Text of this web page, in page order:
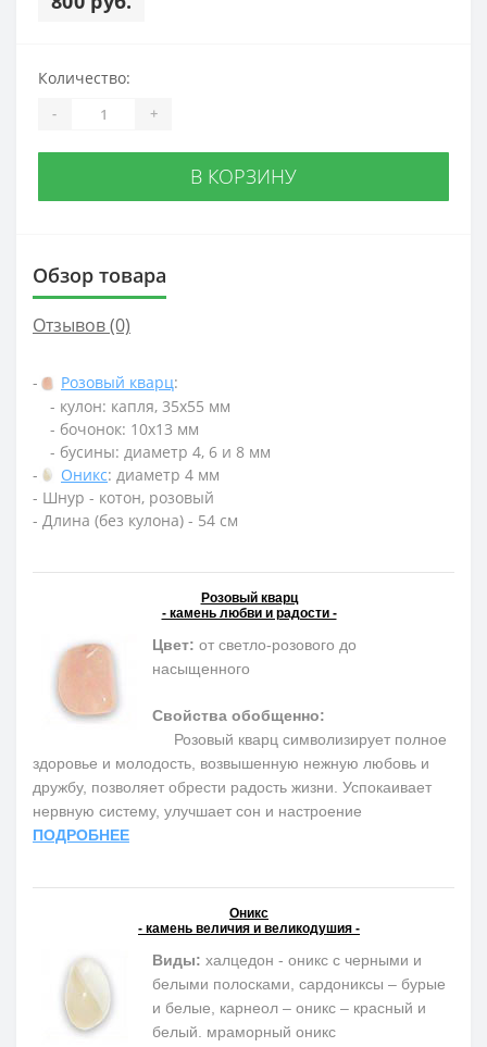
Количество:
- +
В КОРЗИНУ
Обзор товара
Отзывов (0)
- Розовый кварц:
- кулон: капля, 35х55 мм
- бочонок: 10х13 мм
- бусины: диаметр 4, 6 и 8 мм
-
Оникс: диаметр 4 мм
- Шнур - котон, розовый
- Длина (без кулона) - 54 см
Розовый кварц
- камень любви и радости -
Цвет: от светло-розового до
насыщенного
Свойства обобщенно:
Розовый кварц символизирует полное
здоровье и молодость, возвышенную нежную любовь и
дружбу, позволяет обрести радость жизни. Успокаивает
нервную систему, улучшает сон и настроение
ПОДРОБНЕЕ
Оникс
- камень величия и великодушия -
Виды: халцедон - оникс с черными и
белыми полосками, сардониксы – бурые
и белые, карнеол – оникс – красный и
белый. мраморный оникс